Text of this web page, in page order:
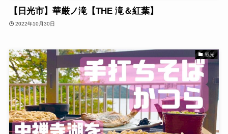
【日光市】華厳ノ滝【THE 滝＆紅葉】
2022年10月30日
観光